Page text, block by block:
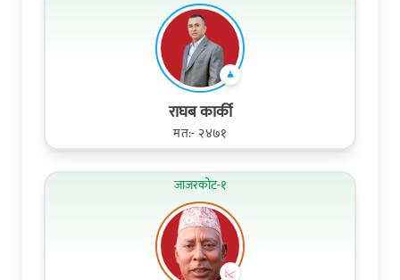
राघब​ कार्की
मत:- २४७१
जाजरकोट-१